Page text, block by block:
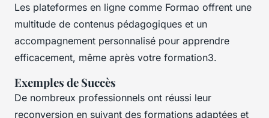
Les plateformes en ligne comme Formao offrent une
multitude de contenus pédagogiques et un
accompagnement personnalisé pour apprendre
efficacement, même après votre formation3.
Exemples de Succès
De nombreux professionnels ont réussi leur
reconversion en suivant des formations adaptées et